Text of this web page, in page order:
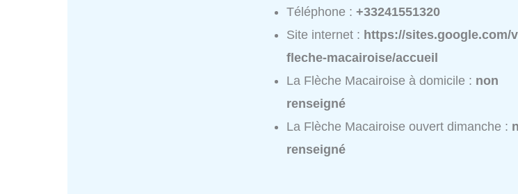
Téléphone :+33241551320
Site internet : https://sites.google.com/
fleche-macairoise/accueil
La Flèche Macairoise à domicile : non
renseigné
La Flèche Macairoise ouvert dimanche :
renseigné